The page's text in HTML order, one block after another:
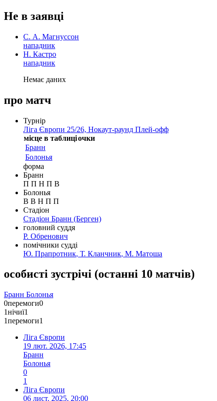
Не в заявці
С. А. Магнуссон
нападник
Н. Кастро
нападник
Немає даних
про матч
Турнір
Ліга Європи 25/26, Нокаут-раунд Плей-офф
місце в таблиціочки
Бранн
Болонья
форма
Бранн
П П Н П В
Болонья
В В Н П П
Стадіон
Стадіон Бранн (Берген)
головний суддя
Р. Обренович
помічники судді
Ю. Прапротник, Т. Кланчник, М. Матоша
особисті зустрічі (останні 10 матчів)
Бранн Болонья
0перемоги0
1нічиї1
1перемоги1
Ліга Європи
19 лют. 2026, 17:45
Бранн
Болонья
0
1
Ліга Європи
06 лист. 2025, 20:00